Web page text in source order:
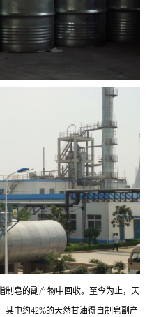
制皂的副产物中回收。至今为止，天
其中约42%的天然甘油得自制皂副产